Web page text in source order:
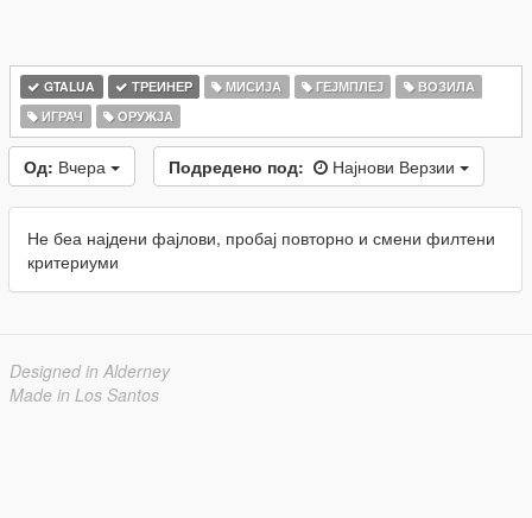
GTALUA ТРЕИНЕР МИСИЈА ГЕЈМПЛЕЈ
ВОЗИЛА
ИГРАЧ
ОРУЖЈА
Од: Вчера Подредено под: Најнови Верзии
Не беа најдени фајлови, пробај повторно и смени филтени
критериуми
Designed in Alderney
Made in Los Santos